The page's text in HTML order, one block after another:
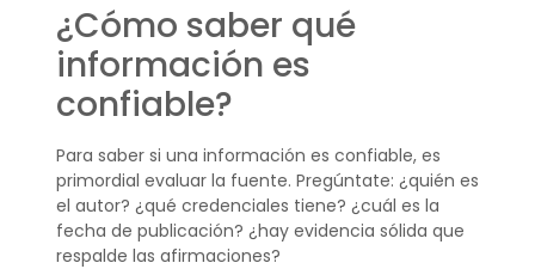
¿Cómo saber qué
información es
confiable?
Para saber si una información es confiable, es
primordial evaluar la fuente. Pregúntate: ¿quién es
el autor? ¿qué credenciales tiene? ¿cuál es la
fecha de publicación? ¿hay evidencia sólida que
respalde las afirmaciones?